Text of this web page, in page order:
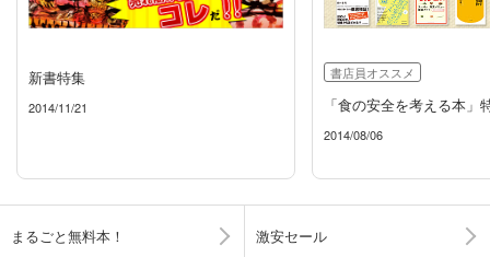
新書特集
2014/11/21
書店員オススメ
「食の安全を考える本」
2014/08/06
まるごと無料本！ 激安セール